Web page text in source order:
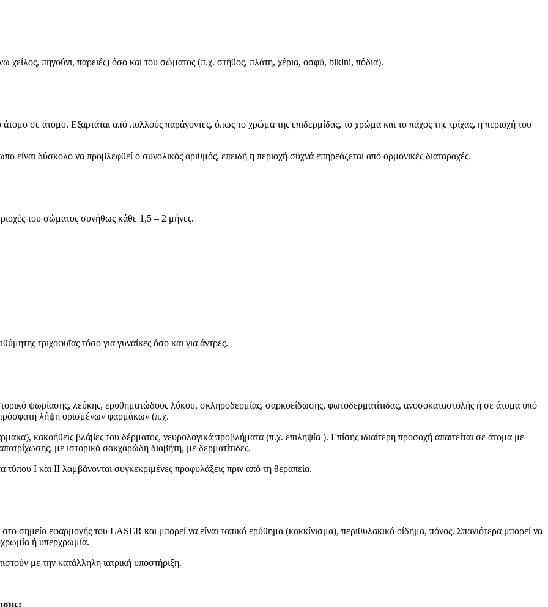
χείλος, πηγούνι, παρειές) όσο και του σώματος (π.χ. στήθος, πλάτη, χέρια, οσφύ, bikini, πόδια).
σε άτομο. Εξαρτάται από πολλούς παράγοντες, όπως το χρώμα της επιδερμίδας, το χρώμα και το πάχος της τρίχας, η περιοχή του
είναι δύσκολο να προβλεφθεί ο συνολικός αριθμός, επειδή η περιοχή συχνά επηρεάζεται από ορμονικές διαταραχές.
του σώματος συνήθως κάθε 1,5 – 2 μήνες.
τριχοφυΐας τόσο για γυναίκες όσο και για άντρες.
ψωρίασης, λεύκης, ερυθηματώδους λύκου, σκληροδερμίας, σαρκοείδωσης, φωτοδερματίτιδας, ανοσοκαταστολής ή σε άτομα υπό
πρόσφατη λήψη ορισμένων φαρμάκων (π.χ.
κακοήθεις βλάβες του δέρματος, νευρολογικά προβλήματα (π.χ. επιληψία ). Επίσης ιδιαίτερη προσοχή απαιτείται σε άτομα με
με ιστορικό σακχαρώδη διαβήτη, με δερματίτιδες.
I και II λαμβάνονται συγκεκριμένες προφυλάξεις πριν από τη θεραπεία.
στο σημείο εφαρμογής του LASER και μπορεί να είναι τοπικό ερύθημα (κοκκίνισμα), περιθυλακικό οίδημα, πόνος. Σπανιότερα μπορεί να
ή υπερχρωμία.
με την κατάλληλη ιατρική υποστήριξη.